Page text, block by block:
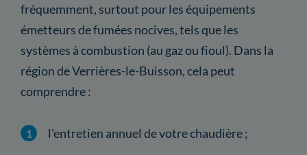
fréquemment, surtout pour les équipements
émetteurs de fumées nocives, tels que les
systèmes à combustion (au gaz ou fioul). Dans la
région de Verrières-le-Buisson, cela peut
comprendre :
l'entretien annuel de votre chaudière ;